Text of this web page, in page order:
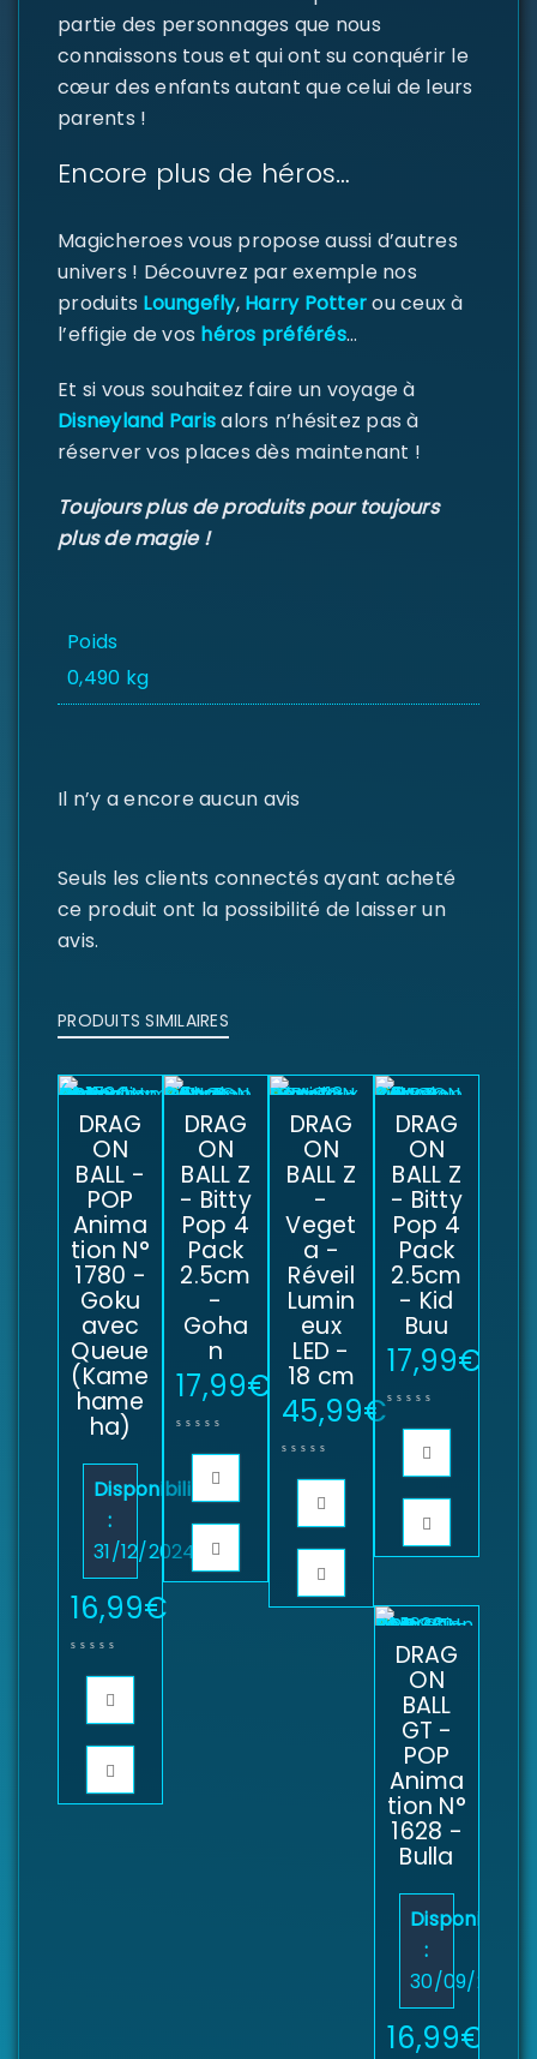
ou e-mail*
de passe
Se souvenir de moi
SE CONNECTER
partie des personnages que nous
connaissons tous et qui ont su conquérir le
cœur des enfants autant que celui de leurs
parents !
Encore plus de héros…
Magicheroes vous propose aussi d’autres
univers ! Découvrez par exemple nos
produits Loungefly,Harry Potterou ceux à
l’effigie de vos héros préférés…
Et si vous souhaitez faire un voyage à
Disneyland Parisalors n’hésitez pas à
réserver vos places dès maintenant !
Toujours plus de produits pour toujours
plus de magie !
Poids
0,490 kg
Il n’y a encore aucun avis
Seuls les clients connectés ayant acheté
ce produit ont la possibilité de laisser un
avis.
PRODUITS SIMILAIRES
DRAG
ON
BALL -
POP
Anima
tion N°
1780 -
Goku
avec
Queue
(Kame
hame
ha)
Disponibilité
:
31/12/2024
16,99€
DRAG
ON
BALL Z
- Bitty
Pop 4
Pack
2.5cm
-
Goha
n
17,99€
DRAG
ON
BALL Z
-
Veget
a -
Réveil
Lumin
eux
LED -
18 cm
45,99€
DRAG
ON
BALL Z
- Bitty
Pop 4
Pack
2.5cm
- Kid
Buu
17,99€
DRAG
ON
BALL
GT -
POP
Anima
tion N°
1628 -
Bulla
Disponibilité
:
30/09/2024
16,99€